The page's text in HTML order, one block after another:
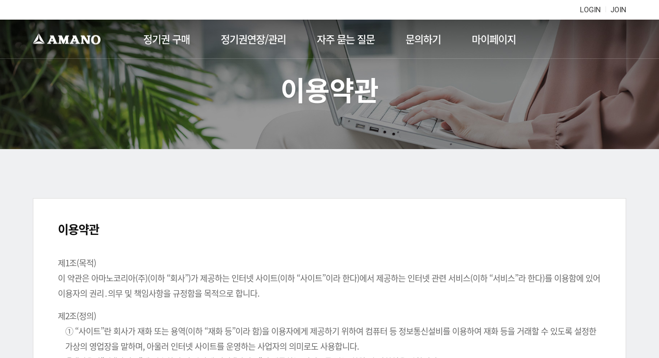
LOGIN JOIN
정기권 구매 정기권연장/관리 자주 묻는 질문 문의하기 마이페이지
이용약관
이용약관
제1조(목적)
이 약관은 아마노코리아(주)(이하 “회사”)가 제공하는 인터넷 사이트(이하 “사이트”이라 한다)에서 제공하는 인터넷 관련 서비스(이하 “서비스”라 한다)를 이용함에 있어
이용자의 권리․의무 및 책임사항을 규정함을 목적으로 합니다.
제2조(정의)
① “사이트”란 회사가 재화 또는 용역(이하 “재화 등”이라 함)을 이용자에게 제공하기 위하여 컴퓨터 등 정보통신설비를 이용하여 재화 등을 거래할 수 있도록 설정한
가상의 영업장을 말하며, 아울러 인터넷 사이트를 운영하는 사업자의 의미로도 사용합니다.